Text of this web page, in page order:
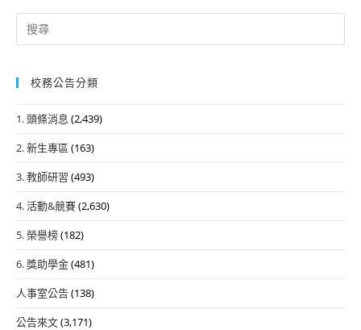
度
輔
及
輔
導
計
公
Search
for:
校務公告分類
1. 頭條消息 (2,439)
2. 新生專區 (163)
3. 教師研習 (493)
4. 活動&競賽(2,630)
5. 榮譽榜(182)
6. 獎助學金(481)
人事室公告(138)
公告來文(3,171)